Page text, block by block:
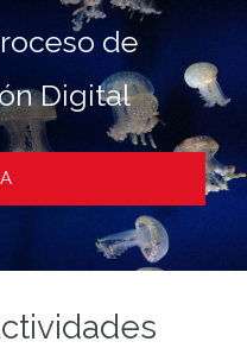
de
Digital